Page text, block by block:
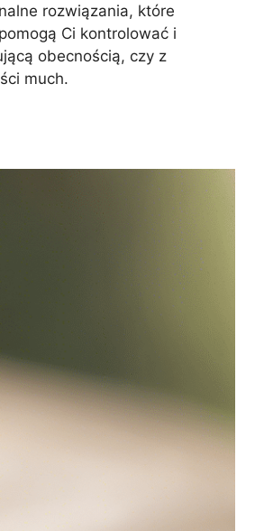
rozwiązania, które
Ci kontrolować i
obecnością, czy z
much.